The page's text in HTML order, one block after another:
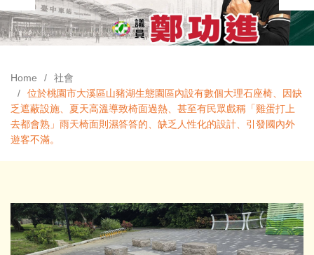
Home
社會
位於桃園市大溪區山豬湖生態園區內設有數個大理石座椅、因缺
乏遮蔽設施、夏天高溫導致椅面過熱、甚至有民眾戲稱「雞蛋打上
去都會熟」雨天椅面則濕答答的、缺乏人性化的設計、引發國內外
遊客不滿。